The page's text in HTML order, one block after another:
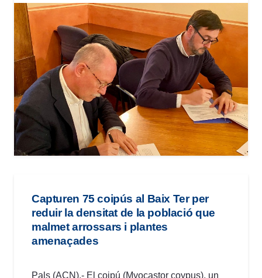
Capturen 75 coipús al Baix Ter per
reduir la densitat de la població que
malmet arrossars i plantes
amenaçades
Pals (ACN).- El coipú (Myocastor coypus), un